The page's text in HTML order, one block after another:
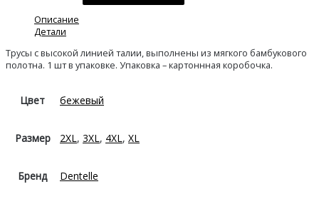
Описание
Детали
Трусы с высокой линией талии, выполнены из мягкого бамбукового
полотна. 1 шт в упаковке. Упаковка – картоннная коробочка.
Цвет бежевый
Размер 2XL, 3XL, 4XL, XL
Бренд Dentelle